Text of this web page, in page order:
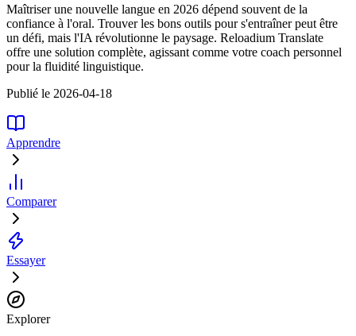
Maîtriser une nouvelle langue en 2026 dépend souvent de la
confiance à l'oral. Trouver les bons outils pour s'entraîner peut être
un défi, mais l'IA révolutionne le paysage. Reloadium Translate
offre une solution complète, agissant comme votre coach personnel
pour la fluidité linguistique.
Publié le 2026-04-18
Apprendre
Comparer
Essayer
Explorer